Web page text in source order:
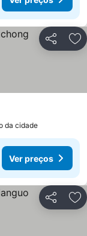
Partilhar
da cidade
Ver preços
Partilhar